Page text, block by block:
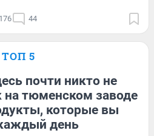
44
ТОП 5
почти никто не
на тюменском заводе
которые вы
день